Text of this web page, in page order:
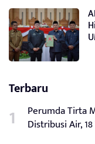
Terbaru
Perumda Tirta
Distribusi Air,